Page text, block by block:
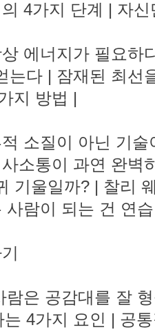
4가지 단계 | 자
에너지가 필요하
는다 | 잠재된 최선
지 방법 |
소질이 아닌 기술
소통이 과연 완벽
기울일까? | 찰리
사람이 되는 건 연
람은 공감대를 잘
4가지 요인 | 공